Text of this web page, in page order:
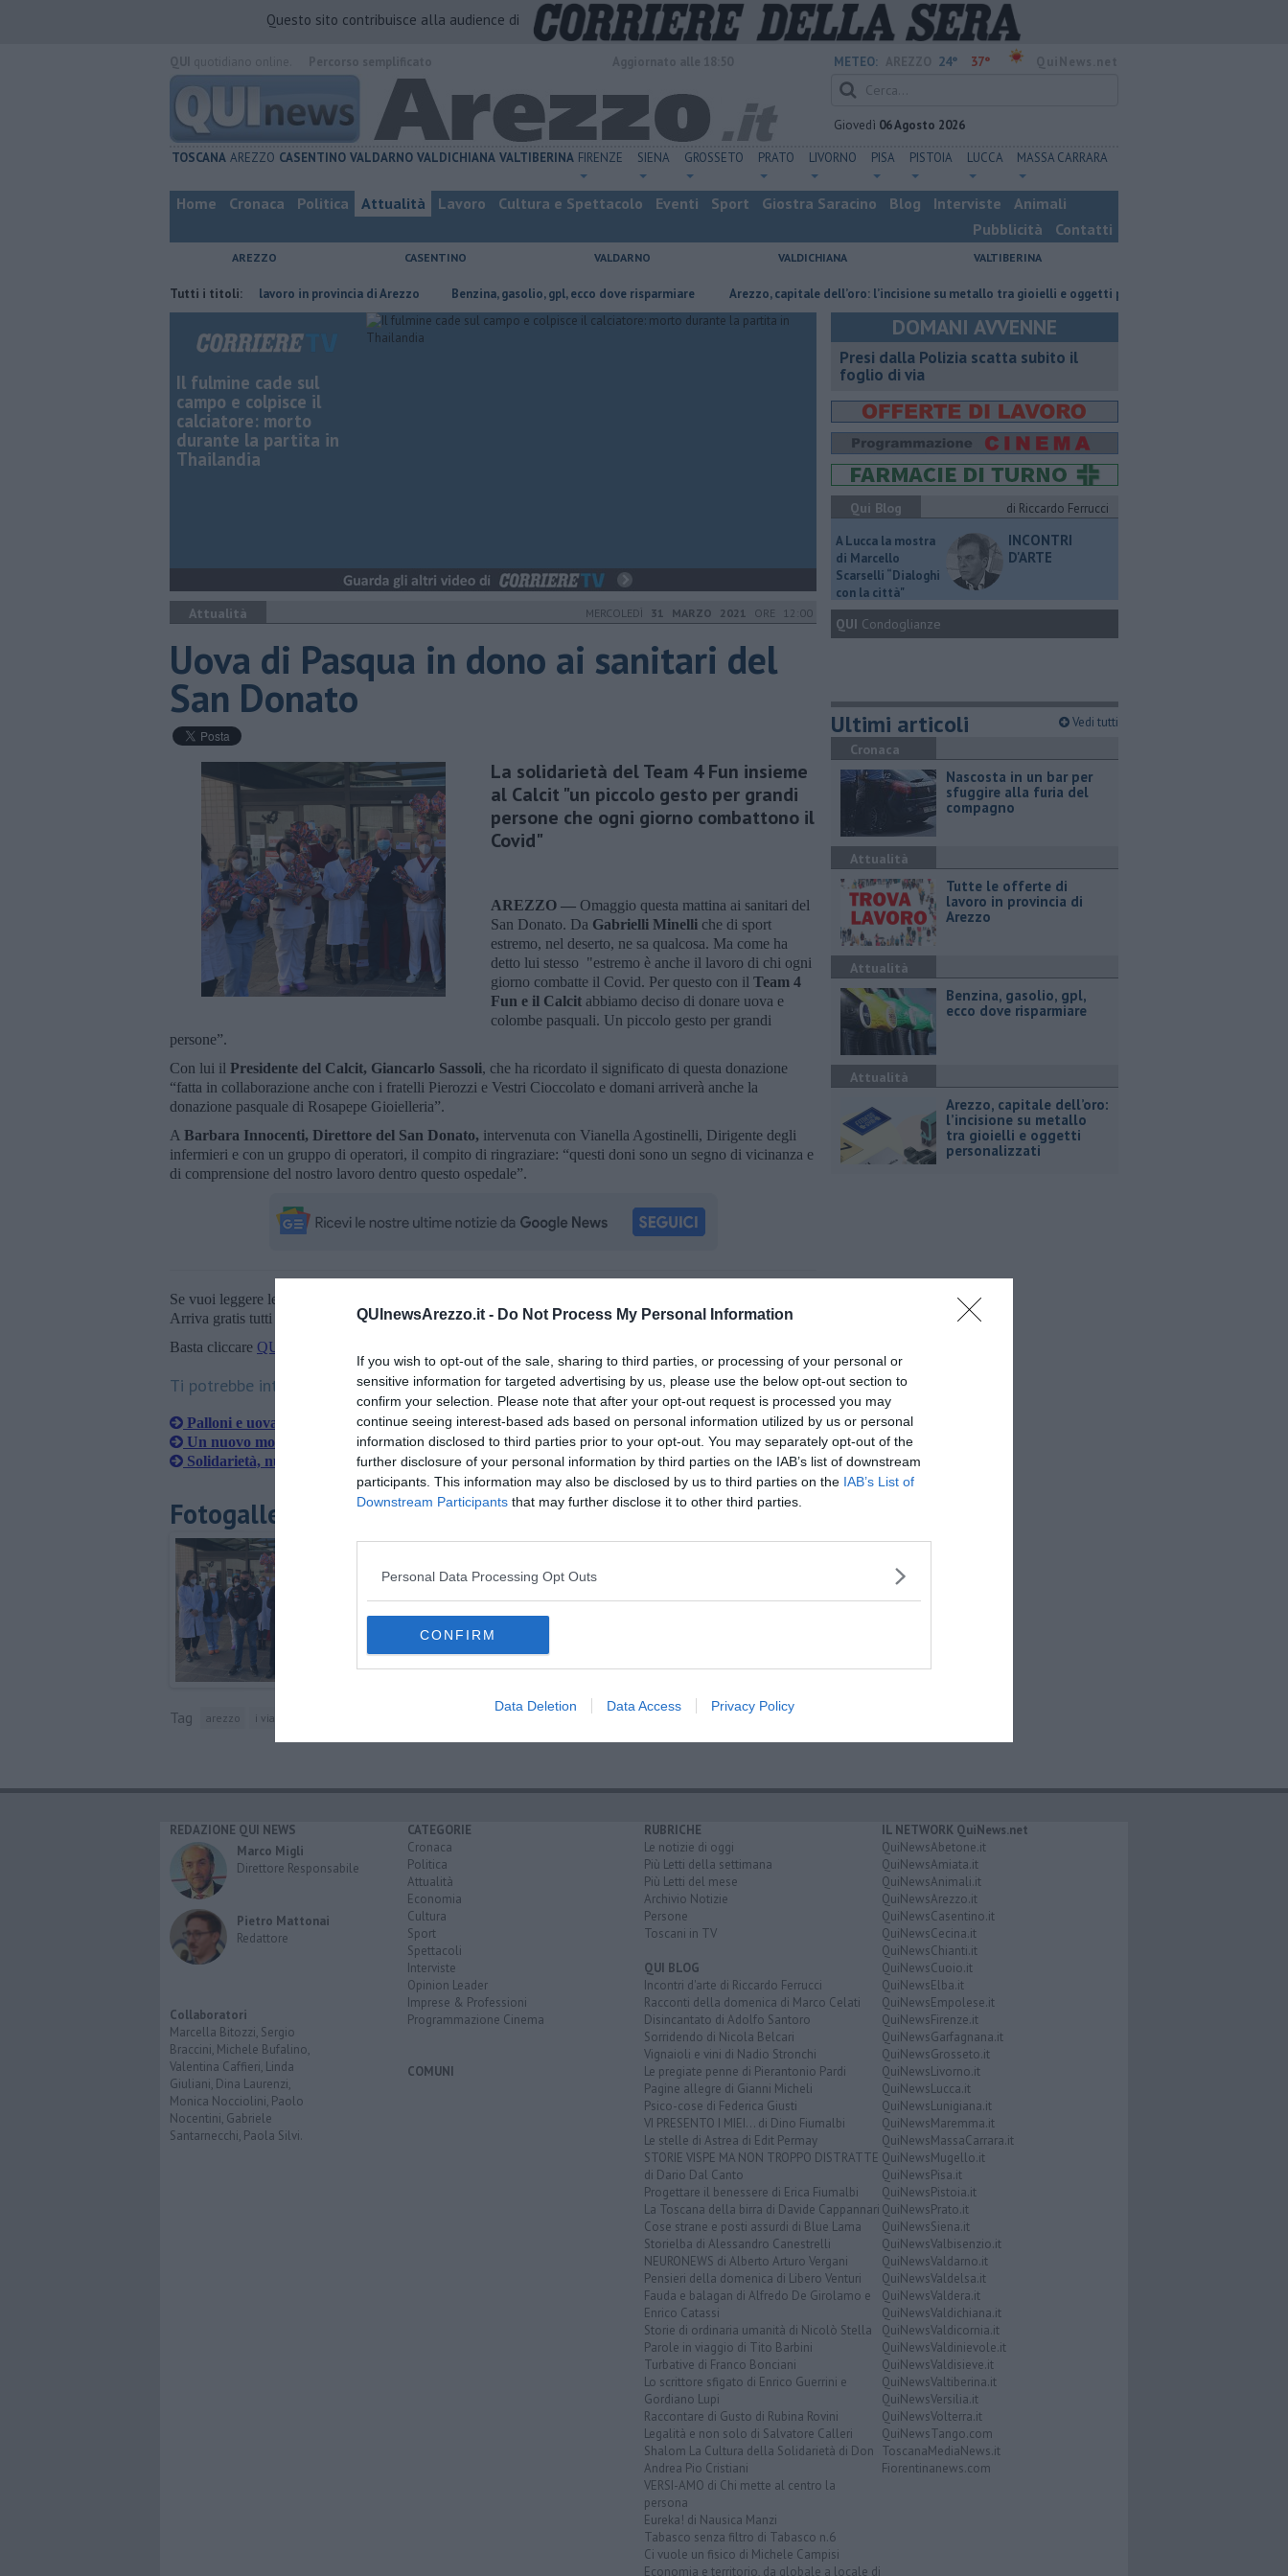
QUInewsArezzo.it - Do Not Process My Personal Information
If you wish to opt-out of the sale, sharing to third parties, or processing of your personal or
sensitive information for targeted advertising by us, please use the below opt-out section to
confirm your selection. Please note that after your opt-out request is processed you may
continue seeing interest-based ads based on personal information utilized by us or personal
information disclosed to third parties prior to your opt-out. You may separately opt-out of the
further disclosure of your personal information by third parties on the IAB’s list of downstream
participants. This information may also be disclosed by us to third parties on the IAB’s List of
Downstream Participants that may further disclose it to other third parties.
Personal Data Processing Opt Outs
CONFIRM
Data Deletion Data Access Privacy Policy
Questo sito contribuisce alla audience di
METEO: 24° 37°
Giovedì 06 Agosto 2026
TOSCANA AREZZO CASENTINO VALDARNO VALDICHIANA VALTIBERINA FIRENZE SIENA GROSSETO PRATO LIVORNO PISA PISTOIA LUCCA MASSA CARRARA
Home Cronaca Politica Attualità Lavoro Cultura e Spettacolo Eventi Sport Giostra Saracino Blog Interviste
Animali
Pubblicità
Contatti
AREZZO CASENTINO VALDARNO VALDICHIANA VALTIBERINA
Tutti i titoli:
​Tutte le offerte di lavoro in provincia di Arezzo ​Benzina, gasolio, gpl, ecco dove risparmiare Arezzo, capitale dell’oro: l’incisione su metallo tra gioielli e oggetti personalizzati
Il fulmine cade sul
campo e colpisce il
calciatore: morto
durante la partita in
Thailandia
Attualità MERCOLEDÌ 31 MARZO 2021 ORE 12:00
Uova di Pasqua in dono ai sanitari del
San Donato
La solidarietà del Team 4 Fun insieme
al Calcit "un piccolo gesto per grandi
persone che ogni giorno combattono il
Covid"
AREZZO — Omaggio questa mattina ai sanitari del
San Donato. Da Gabrielli Minelli che di sport
estremo, nel deserto, ne sa qualcosa. Ma come ha
detto lui stesso "estremo è anche il lavoro di chi ogni
giorno combatte il Covid. Per questo con il Team 4
Fun e il Calcit abbiamo deciso di donare uova e
colombe pasquali. Un piccolo gesto per grandi
persone”.
Con lui il Presidente del Calcit, Giancarlo Sassoli, che ha ricordato il significato di questa donazione
“fatta in collaborazione anche con i fratelli Pierozzi e Vestri Cioccolato e domani arriverà anche la
donazione pasquale di Rosapepe Gioielleria”.
A Barbara Innocenti, Direttore del San Donato, intervenuta con Vianella Agostinelli, Dirigente degli
infermieri e con un gruppo di operatori, il compito di ringraziare: “questi doni sono un segno di vicinanza e
di comprensione del nostro lavoro dentro questo ospedale”.
Se vuoi leggere le notizie principali della Toscana iscriviti alla
Arriva gratis tutti i giorni alle 20:00 direttamente nella tua casella di posta.
Basta cliccare QUI
Ti potrebbe interessare anche:
Palloni e uova di Pasqua amaranto al Thevenin
Un nuovo monitor donato alla Rianimazione
Solidarietà, nuovo automezzo per la Misericordia
Fotogallery
Tag arezzo i vianella
DOMANI AVVENNE
Presi dalla Polizia scatta subito il
foglio di via
Qui Blog
di Riccardo Ferrucci
A Lucca la mostra
di Marcello
Scarselli “Dialoghi
con la città"
INCONTRI
D'ARTE
QUI Condoglianze
Ultimi articoli Vedi tutti
Cronaca
Nascosta in un bar per
sfuggire alla furia del
compagno
Attualità
​Tutte le offerte di
lavoro in provincia di
Arezzo
Attualità
​Benzina, gasolio, gpl,
ecco dove risparmiare
Attualità
Arezzo, capitale dell’oro:
l’incisione su metallo
tra gioielli e oggetti
personalizzati
REDAZIONE QUI NEWS
Marco Migli
Direttore Responsabile
Pietro Mattonai
Redattore
Collaboratori
Marcella Bitozzi, Sergio
Braccini, Michele Bufalino,
Valentina Caffieri, Linda
Giuliani, Dina Laurenzi,
Monica Nocciolini, Paolo
Nocentini, Gabriele
Santarnecchi, Paola Silvi.
CATEGORIE
Cronaca
Politica
Attualità
Economia
Cultura
Sport
Spettacoli
Interviste
Opinion Leader
Imprese & Professioni
Programmazione Cinema
COMUNI
RUBRICHE
Le notizie di oggi
Più Letti della settimana
Più Letti del mese
Archivio Notizie
Persone
Toscani in TV
QUI BLOG
Incontri d'arte di Riccardo Ferrucci
Racconti della domenica di Marco Celati
Disincantato di Adolfo Santoro
Sorridendo di Nicola Belcari
Vignaioli e vini di Nadio Stronchi
Le pregiate penne di Pierantonio Pardi
Pagine allegre di Gianni Micheli
Psico-cose di Federica Giusti
VI PRESENTO I MIEI... di Dino Fiumalbi
Le stelle di Astrea di Edit Permay
STORIE VISPE MA NON TROPPO DISTRATTE
di Dario Dal Canto
Progettare il benessere di Erica Fiumalbi
La Toscana della birra di Davide Cappannari
Cose strane e posti assurdi di Blue Lama
Storielba di Alessandro Canestrelli
NEURONEWS di Alberto Arturo Vergani
Pensieri della domenica di Libero Venturi
Fauda e balagan di Alfredo De Girolamo e
Enrico Catassi
Storie di ordinaria umanità di Nicolò Stella
Parole in viaggio di Tito Barbini
Turbative di Franco Bonciani
Lo scrittore sfigato di Enrico Guerrini e
Gordiano Lupi
Raccontare di Gusto di Rubina Rovini
Legalità e non solo di Salvatore Calleri
Shalom La Cultura della Solidarietà di Don
Andrea Pio Cristiani
VERSI-AMO di Chi mette al centro la
persona
Eureka! di Nausica Manzi
Tabasco senza filtro di Tabasco n.6
Ci vuole un fisico di Michele Campisi
Economia e territorio, da globale a locale di
IL NETWORK QuiNews.net
QuiNewsAbetone.it
QuiNewsAmiata.it
QuiNewsAnimali.it
QuiNewsArezzo.it
QuiNewsCasentino.it
QuiNewsCecina.it
QuiNewsChianti.it
QuiNewsCuoio.it
QuiNewsElba.it
QuiNewsEmpolese.it
QuiNewsFirenze.it
QuiNewsGarfagnana.it
QuiNewsGrosseto.it
QuiNewsLivorno.it
QuiNewsLucca.it
QuiNewsLunigiana.it
QuiNewsMaremma.it
QuiNewsMassaCarrara.it
QuiNewsMugello.it
QuiNewsPisa.it
QuiNewsPistoia.it
QuiNewsPrato.it
QuiNewsSiena.it
QuiNewsValbisenzio.it
QuiNewsValdarno.it
QuiNewsValdelsa.it
QuiNewsValdera.it
QuiNewsValdichiana.it
QuiNewsValdicornia.it
QuiNewsValdinievole.it
QuiNewsValdisieve.it
QuiNewsValtiberina.it
QuiNewsVersilia.it
QuiNewsVolterra.it
QuiNewsTango.com
ToscanaMediaNews.it
Fiorentinanews.com